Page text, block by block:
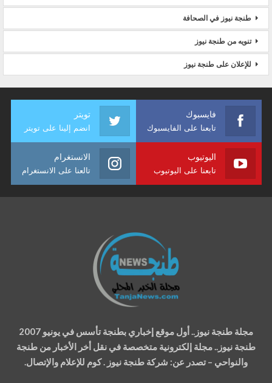
طنجة نيوز في الصحافة
تنويه من طنجة نيوز
للإعلان على طنجة نيوز
فايسبوك
تابعنا على الفايسبوك
تويتر
انضم إلينا على تويتر
اليوتيوب
تابعنا على اليوتيوب
الانستغرام
تالعنا على الانستغرام
مجلة طنجة نيوز.. أول موقع إخباري بطنجة تأسس في يونيو 2007
طنجة نيوز.. مجلة إلكترونية متخصصة في نقل أخر الأخبار من طنجة
والنواحي – تصدر عن: شركة طنجة نيوز . كوم للإعلام والإتصال.